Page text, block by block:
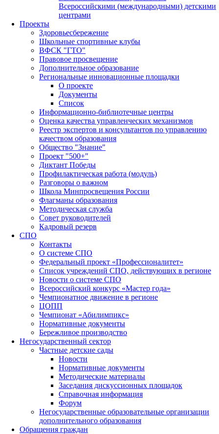
Всероссийскими (международными) детскими
центрами
Проекты
Здоровьесбережение
Школьные спортивные клубы
ВФСК "ГТО"
Правовое просвещение
Дополнительное образование
Региональные инновационные площадки
О проекте
Документы
Список
Информационно-библиотечные центры
Оценка качества управленческих механизмов
Реестр экспертов и консультантов по управлению
качеством образования
Общество "Знание"
Проект "500+"
Диктант Победы
Профилактическая работа (модуль)
Разговоры о важном
Школа Минпросвещения России
Флагманы образования
Методическая служба
Совет руководителей
Кадровый резерв
СПО
Контакты
О системе СПО
Федеральный проект «Профессионалитет»
Список учреждений СПО, действующих в регионе
Новости о системе СПО
Всероссийский конкурс «Мастер года»
Чемпионатное движение в регионе
ЦОПП
Чемпионат «Абилимпикс»
Нормативные документы
Бережливое производство
Негосударственный сектор
Частные детские сады
Новости
Нормативные документы
Методические материалы
Заседания дискуссионных площадок
Справочная информация
Форум
Негосударственные образовательные организации
дополнительного образования
Обращения граждан